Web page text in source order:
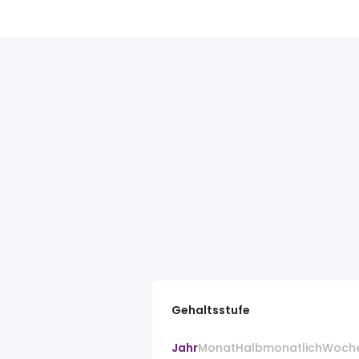
Gehaltsstufe
JahrMonatHalbmonatlich